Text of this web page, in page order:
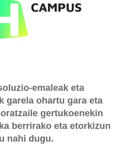
emaleak eta
garela ohartu gara eta
gertukoenekin
berrirako eta etorkizun
nahi dugu.